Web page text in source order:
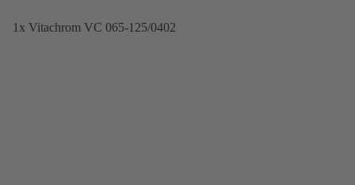
1x Vitachrom VC 065-125/0402